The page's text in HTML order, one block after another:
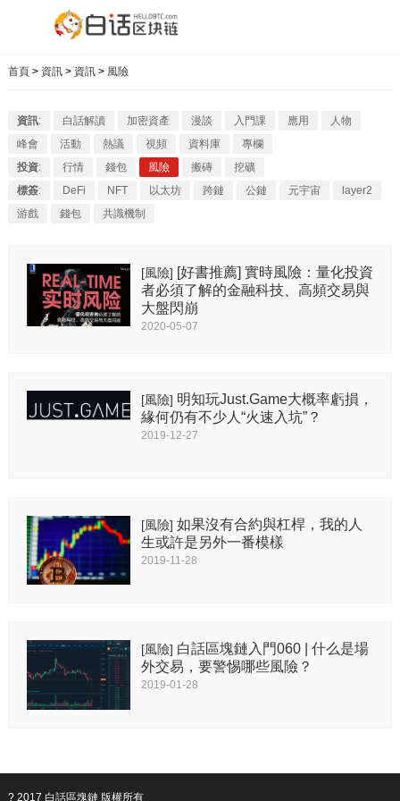
首頁> 資訊> 資訊> 風險
資訊: 白話解讀 加密資產 漫談 入門課 應用
人物
峰會
活動 熱議 視頻 資料庫
專欄
投資: 行情 錢包 風險 搬磚
挖礦
標簽: DeFi NFT 以太坊 跨鏈 公鏈 元宇宙
layer2
游戲
錢包 共識機制
[風險] [好書推薦] 實時風險：量化投資
者必須了解的金融科技、高頻交易與
大盤閃崩
2020-05-07
[風險] 明知玩Just.Game大概率虧損，
緣何仍有不少人“火速入坑”？
2019-12-27
[風險]如果沒有合約與杠桿，我的人
生或許是另外一番模樣
2019-11-28
[風險] 白話區塊鏈入門060 | 什么是場
外交易，要警惕哪些風險？
2019-01-28
? 2017 白話區塊鏈 版權所有